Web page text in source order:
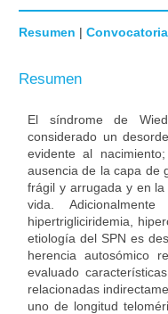
Resumen | Convocatoria
Resumen
El síndrome de
considerado un
evidente al
ausencia de la capa de
frágil y arrugada y en
vida.
hipertrigliciridemia,
etiología del SPN es
herencia autosómico
evaluado
relacionadas
uno de longitud